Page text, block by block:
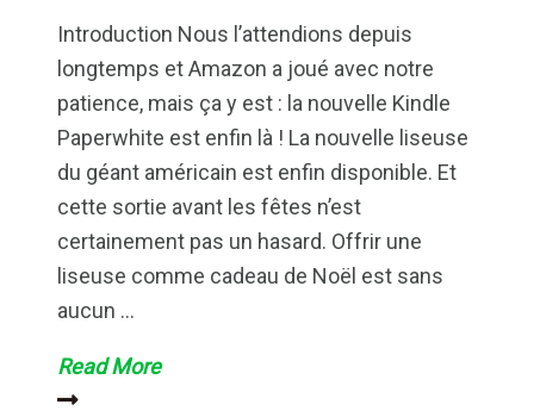
Introduction Nous l’attendions depuis
longtemps et Amazon a joué avec notre
patience, mais ça y est : la nouvelle Kindle
Paperwhite est enfin là ! La nouvelle liseuse
du géant américain est enfin disponible. Et
cette sortie avant les fêtes n’est
certainement pas un hasard. Offrir une
liseuse comme cadeau de Noël est sans
aucun …
Kindle
Paperwhite
Read More